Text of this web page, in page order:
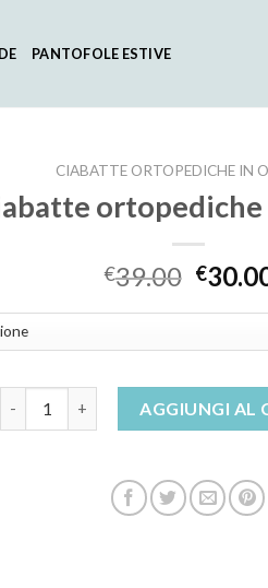
PANTOFOLE ESTIVE
CIABATTE ORTOPEDICHE IN
€39.00 €
AGGIUNGI AL